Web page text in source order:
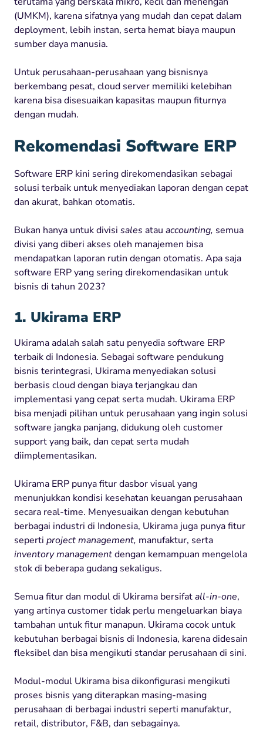
(UMKM), karena sifatnya yang mudah dan cepat dalam
deployment, lebih instan, serta hemat biaya maupun
sumber daya manusia.
Untuk perusahaan-perusahaan yang bisnisnya
berkembang pesat, cloud server memiliki kelebihan
karena bisa disesuaikan kapasitas maupun fiturnya
dengan mudah.
Rekomendasi Software ERP
Software ERP kini sering direkomendasikan sebagai
solusi terbaik untuk menyediakan laporan dengan cepat
dan akurat, bahkan otomatis.
Bukan hanya untuk divisi sales atau accounting, semua
divisi yang diberi akses oleh manajemen bisa
mendapatkan laporan rutin dengan otomatis. Apa saja
software ERP yang sering direkomendasikan untuk
bisnis di tahun 2023?
1. Ukirama ERP
Ukirama adalah salah satu penyedia software ERP
terbaik di Indonesia. Sebagai software pendukung
bisnis terintegrasi, Ukirama menyediakan solusi
berbasis cloud dengan biaya terjangkau dan
implementasi yang cepat serta mudah. Ukirama ERP
bisa menjadi pilihan untuk perusahaan yang ingin solusi
software jangka panjang, didukung oleh customer
support yang baik, dan cepat serta mudah
diimplementasikan.
Ukirama ERP punya fitur dasbor visual yang
menunjukkan kondisi kesehatan keuangan perusahaan
secara real-time. Menyesuaikan dengan kebutuhan
berbagai industri di Indonesia, Ukirama juga punya fitur
seperti project management, manufaktur, serta
inventory managementdengan kemampuan mengelola
stok di beberapa gudang sekaligus.
Semua fitur dan modul di Ukirama bersifatall-in-one,
yang artinya customer tidak perlu mengeluarkan biaya
tambahan untuk fitur manapun. Ukirama cocok untuk
kebutuhan berbagai bisnis di Indonesia, karena didesain
fleksibel dan bisa mengikuti standar perusahaan di sini.
Modul-modul Ukirama bisa dikonfigurasi mengikuti
proses bisnis yang diterapkan masing-masing
perusahaan di berbagai industri seperti manufaktur,
retail, distributor, F&B, dan sebagainya.